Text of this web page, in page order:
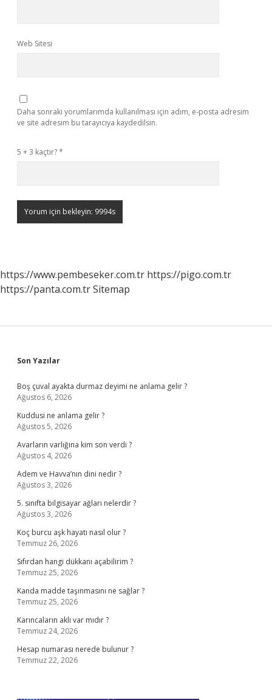
Web Sitesi
Daha sonraki yorumlarımda kullanılması için adım, e-posta adresim
ve site adresim bu tarayıcıya kaydedilsin.
5 + 3 kaçtır?*
https://www.pembeseker.com.tr https://pigo.com.tr
https://panta.com.trSitemap
Sidebar
Son Yazılar
Boş çuval ayakta durmaz deyimi ne anlama gelir ?
Ağustos 6, 2026
Kuddusi ne anlama gelir ?
Ağustos 5, 2026
Avarların varlığına kim son verdi ?
Ağustos 4, 2026
Adem ve Havva’nın dini nedir ?
Ağustos 3, 2026
5. sınıfta bilgisayar ağları nelerdir ?
Ağustos 3, 2026
Koç burcu aşk hayatı nasıl olur ?
Temmuz 26, 2026
Sıfırdan hangi dükkanı açabilirim ?
Temmuz 25, 2026
Kanda madde taşınmasını ne sağlar ?
Temmuz 25, 2026
Karıncaların aklı var mıdır ?
Temmuz 24, 2026
Hesap numarası nerede bulunur ?
Temmuz 22, 2026